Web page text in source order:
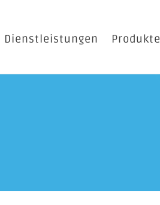
Dienstleistungen Produkte